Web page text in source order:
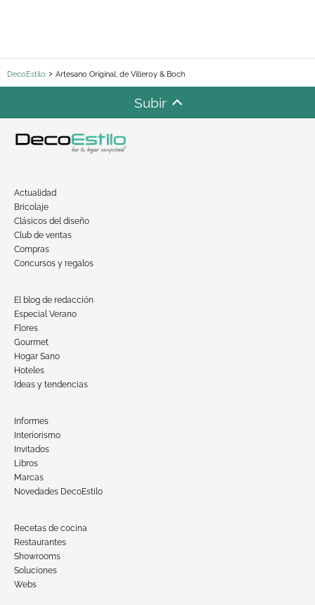
DecoEstilo Artesano Original, de Villeroy & Boch
Subir
Actualidad
Bricolaje
Clásicos del diseño
Club de ventas
Compras
Concursos y regalos
El blog de redacción
Especial Verano
Flores
Gourmet
Hogar Sano
Hoteles
Ideas y tendencias
Informes
Interiorismo
Invitados
Libros
Marcas
Novedades DecoEstilo
Recetas de cocina
Restaurantes
Showrooms
Soluciones
Webs